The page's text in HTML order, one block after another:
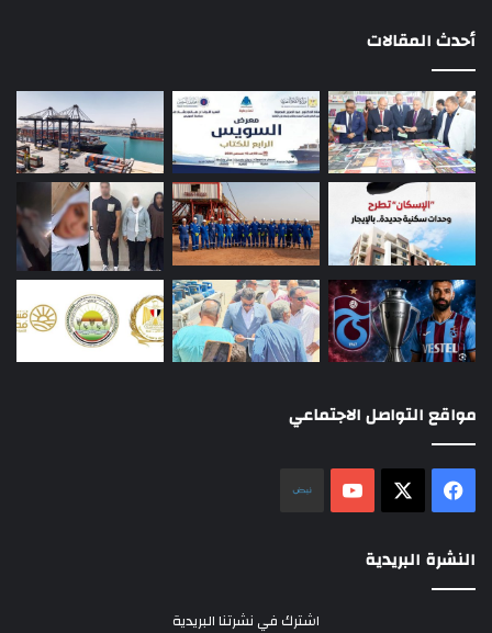
أحدث المقالات
مواقع التواصل الاجتماعي
فيسبوك ‫YouTube
النشرة البريدية
اشترك في نشرتنا البريدية